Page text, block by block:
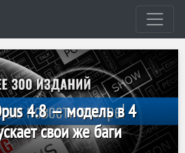
4.8 — модель в 4
свои же баги